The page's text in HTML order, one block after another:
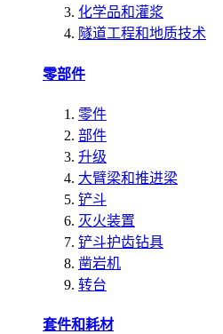
化学品和灌浆
隧道工程和地质技术
零部件
零件
部件
升级
大臂梁和推进梁
铲斗
灭火装置
铲斗护齿钻具
凿岩机
转台
套件和耗材